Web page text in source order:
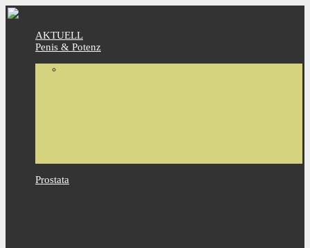
AKTUELL
Penis & Potenz
Prostata